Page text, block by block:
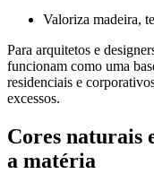
Valoriza madeira,
Para arquitetos e
funcionam como uma
residenciais e
excessos.
Cores naturais
a matéria